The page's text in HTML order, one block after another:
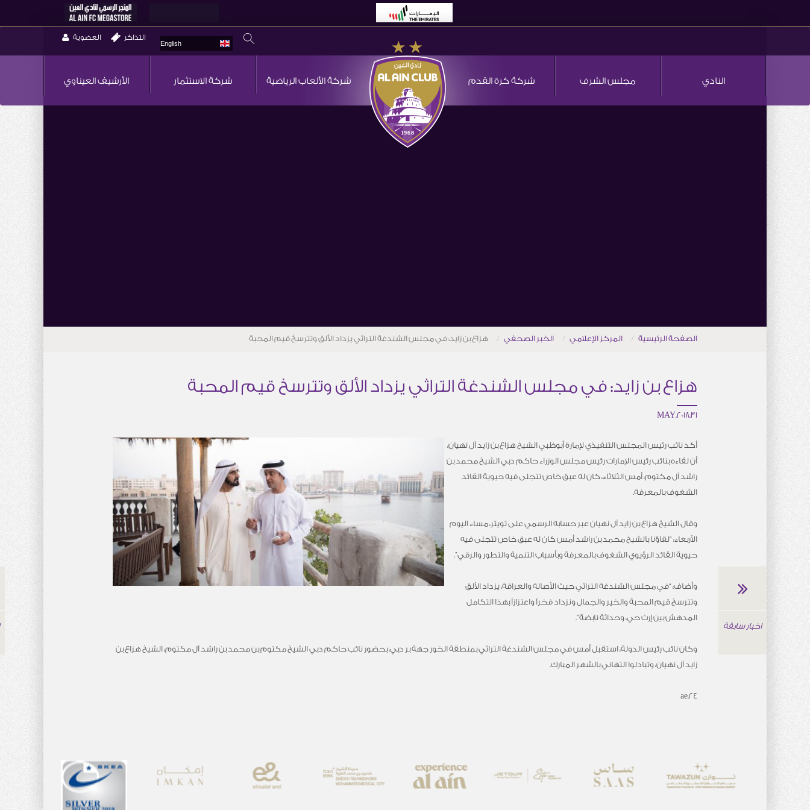
English
التذاكر العضوية
النادي مجلس الشرف شركة كرة القدم الأرشيف العيناوي شركة الاستثمار شركة الألعاب الرياضية
الصفحة الرئيسية المركز الإعلامي الخبر الصحفي هزاع بن زايد: في مجلس الشندغة التراثي يزداد الألق وتترسخ قيم المحبة
هزاع بن زايد: في مجلس الشندغة التراثي يزداد الألق وتترسخ قيم المحبة
31.MAY.2018
أكد نائب رئيس المجلس التنفيذي لإمارة أبوظبي الشيخ هزاع بن زايد آل نهيان،
أن لقاءه بنائب رئيس الإمارات رئيس مجلس الوزراء حاكم دبي الشيخ محمد بن
راشد آل مكتوم، أمس الثلاثاء، كان له عبق خاص تتجلى فيه حيوية القائد
الشغوف بالمعرفة.
وقال الشيخ هزاع بن زايد آل نهيان عبر حسابه الرسمي على تويتر، مساء اليوم
الأربعاء: “لقاؤنا بالشيخ محمد بن راشد أمس كان له عبق خاص تتجلى فيه
حيوية القائد الرؤيوي الشغوف بالمعرفة وبأسباب التنمية والتطور والرقي”.
وأضاف: “في مجلس الشندغة التراثي حيث الأصالة والعراقة، يزداد الألق
وتترسخ قيم المحبة والخير والجمال ونزداد فخراً واعتزازاً بهذا التكامل
المدهش بين إرث حي، وحداثة نابضة”.
وكان نائب رئيس الدولة، استقبل أمس في مجلس الشندغة التراثي بمنطقة الخور جهة بر دبي، بحضور نائب حاكم دبي الشيخ مكتوم بن محمد بن راشد آل مكتوم، الشيخ هزاع بن
زايد آل نهيان، وتبادلوا التهاني بالشهر المبارك.
24.ae
اخبار سابقة